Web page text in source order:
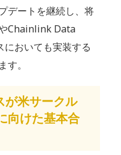
デートを継続し、将
Chainlink Data
においても実装する
。
が米サークル
向けた基本合